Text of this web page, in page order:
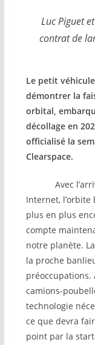
Luc Piguet
contrat de
Le petit
démontrer la
orbital,
décollage en
officialisé la
Clearspace.
Avec
Internet, l’orbite
plus en plus
compte
notre planète.
la proche
préoccupations.
camions-
technologie
ce que devra
point par la